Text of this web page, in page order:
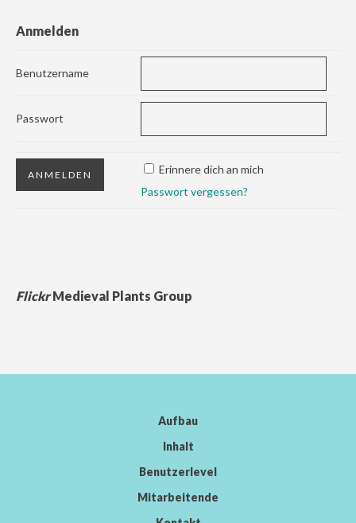
Anmelden
Benutzername
Passwort
Erinnere dich an mich
Passwort vergessen?
FlickrMedieval Plants Group
Aufbau
Inhalt
Benutzerlevel
Mitarbeitende